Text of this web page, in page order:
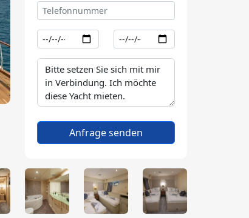
Anfrage senden